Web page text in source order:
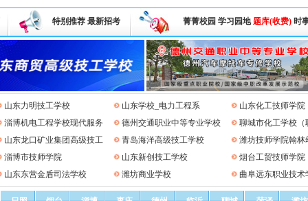
特别推荐 最新招考 菁菁校园 学习园地 题库(收费) 时
山东力明技工学校 山东学校_电力工程系
山东化工技师学院
淄博机电工程学校现代服务
德州交通职业中等专业学校
聊城市化工学校（
山东龙口矿业集团高级技工
青岛海洋高级技工学校
潍坊技师学院翰林
淄博市技师学院
山东新创技工学校
烟台工贸技师学院
山东东营金盾司法学校
潍坊商业学校 曲阜远东职业技术